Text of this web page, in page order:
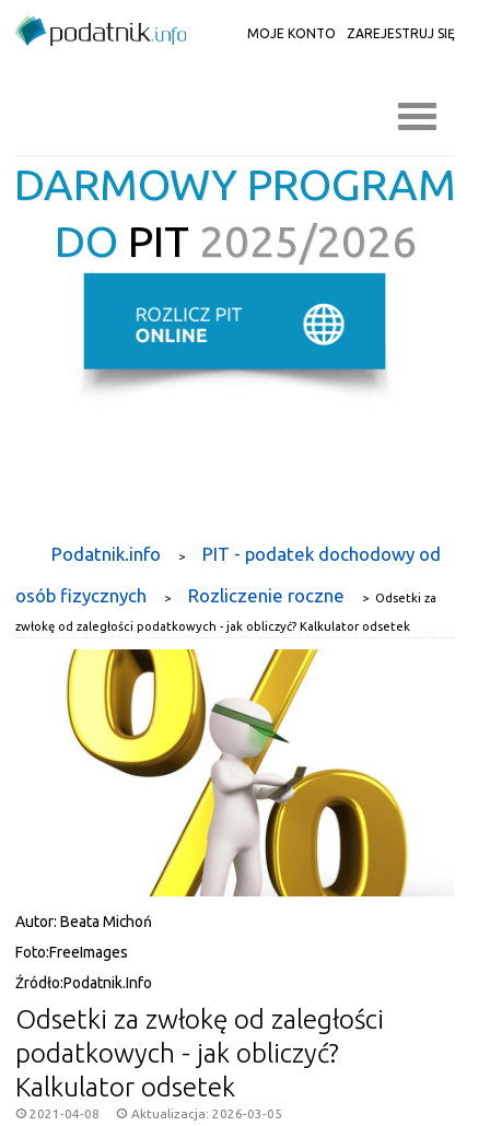
MOJE KONTO ZAREJESTRUJ SIĘ
DARMOWY PROGRAM
DO PIT 2025/2026
Podatnik.info >
PIT - podatek dochodowy od
osób fizycznych
> Rozliczenie roczne > Odsetki za
zwłokę od zaległości podatkowych - jak obliczyć? Kalkulator odsetek
Autor: Beata Michoń
Foto:FreeImages
Źródło:Podatnik.Info
Odsetki za zwłokę od zaległości
podatkowych - jak obliczyć?
Kalkulator odsetek
2021-04-08 Aktualizacja: 2026-03-05